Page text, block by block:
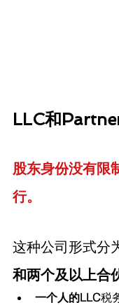
LLC和
股东身份没有限
行。
这种公司形式分
和两个及以上合
一个人的LLC税